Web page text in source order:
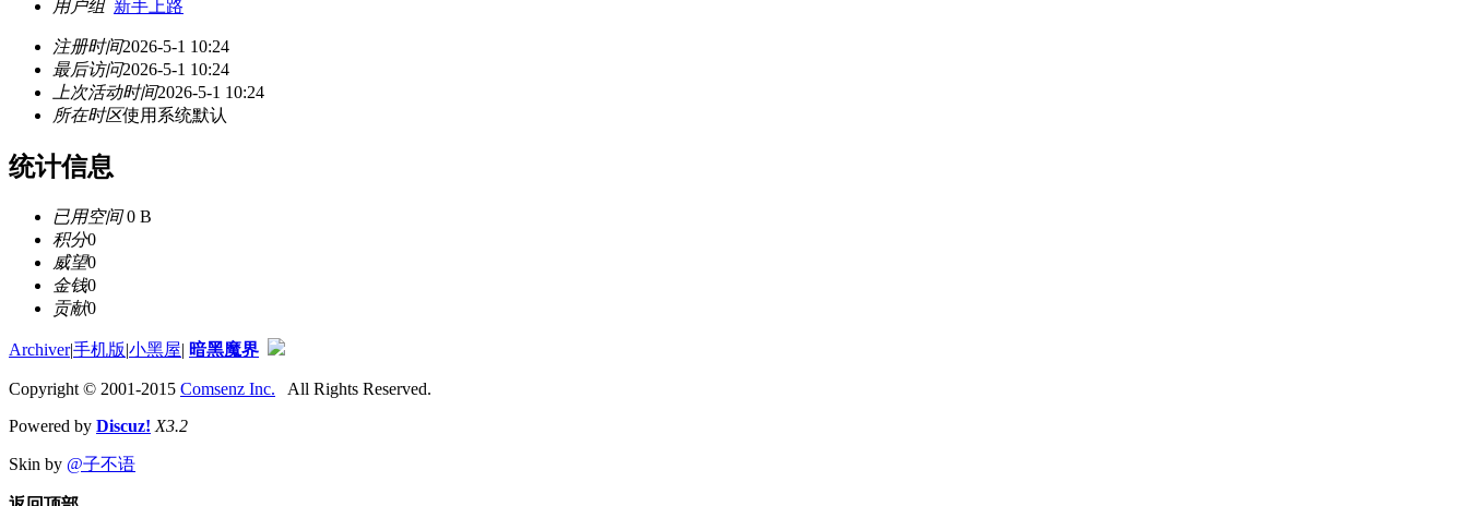
用户组 新手上路
注册时间2026-5-1 10:24
最后访问2026-5-1 10:24
上次活动时间2026-5-1 10:24
所在时区使用系统默认
统计信息
已用空间0 B
积分0
威望0
金钱0
贡献0
Archiver|手机版|小黑屋| 暗黑魔界
Copyright © 2001-2015 Comsenz Inc. All Rights Reserved.
Powered by Discuz! X3.2
Skin by @子不语